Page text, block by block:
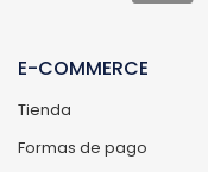
E-COMMERCE
Tienda
Formas de pago